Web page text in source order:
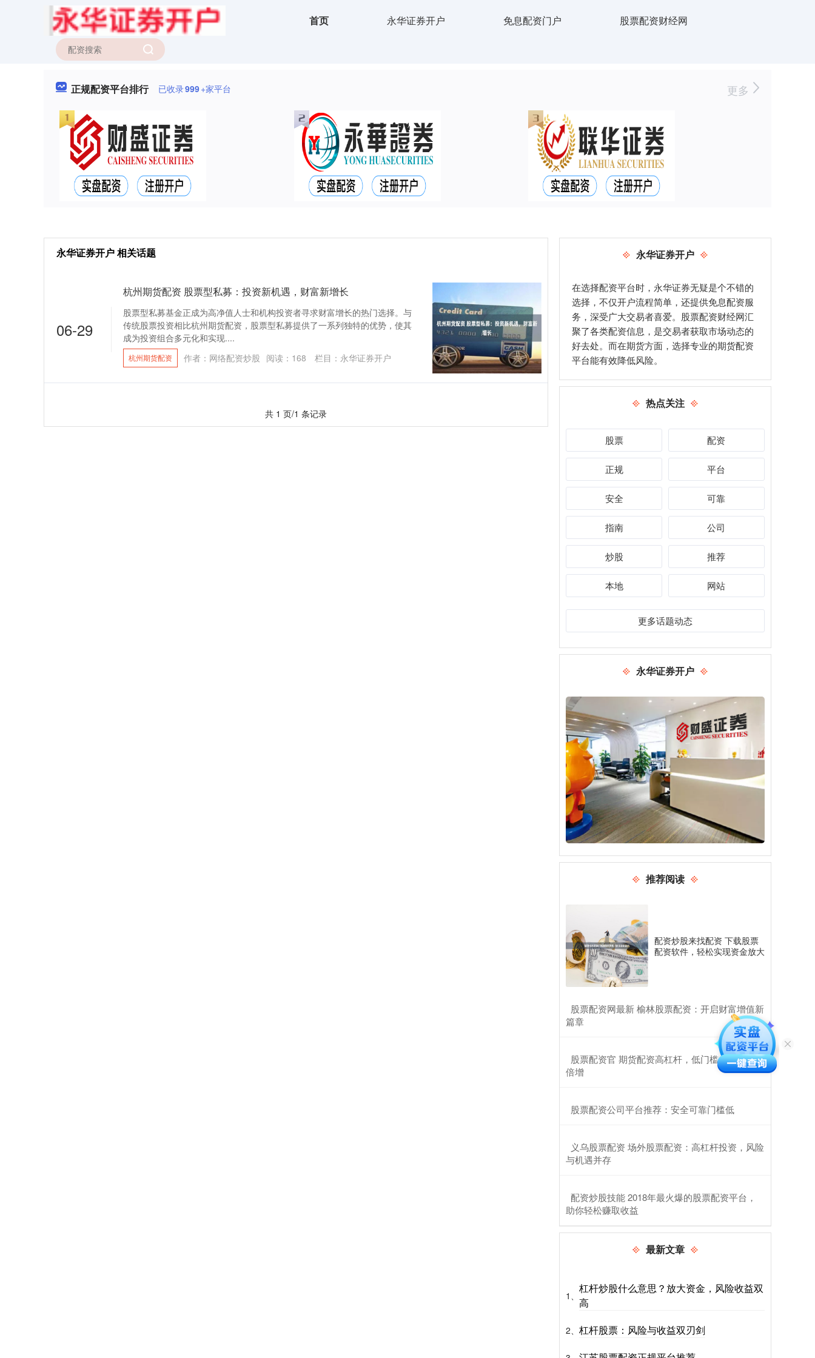
首页 永华证券开户 免息配资门户 股票配资财经网
正规配资平台排行 已收录999+家平台 更多
永华证券开户 相关话题
06-29
杭州期货配资 股票型私募：投资新机遇，财富新增长
股票型私募基金正成为高净值人士和机构投资者寻求财富增长的热门选择。与
传统股票投资相比杭州期货配资，股票型私募提供了一系列独特的优势，使其
成为投资组合多元化和实现....
杭州期货配资 作者：网络配资炒股 阅读： 168 栏目： 永华证券开户
共 1 页/1 条记录
永华证券开户
在选择配资平台时，永华证券无疑是个不错的
选择，不仅开户流程简单，还提供免息配资服
务，深受广大交易者喜爱。股票配资财经网汇
聚了各类配资信息，是交易者获取市场动态的
好去处。而在期货方面，选择专业的期货配资
平台能有效降低风险。
热点关注
股票 配资
正规 平台
安全 可靠
指南 公司
炒股 推荐
本地 网站
更多话题动态
永华证券开户
推荐阅读
配资炒股来找配资 下载股票
配资软件，轻松实现资金放大
​股票配资网最新 榆林股票配资：开启财富增值新
篇章
​股票配资官 期货配资高杠杆，低门槛，助你财富
倍增
​股票配资公司平台推荐：安全可靠门槛低
​义乌股票配资 场外股票配资：高杠杆投资，风险
与机遇并存
​配资炒股技能 2018年最火爆的股票配资平台，
助你轻松赚取收益
最新文章
1、
杠杆炒股什么意思？放大资金，风险收益双
高
2、 杠杆股票：风险与收益双刃剑